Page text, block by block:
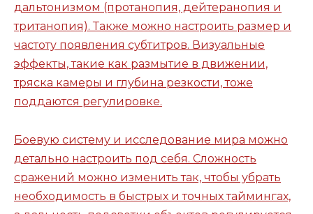
дальтонизмом (протанопия, дейтеранопия и
тританопия). Также можно настроить размер и
частоту появления субтитров. Визуальные
эффекты, такие как размытие в движении,
тряска камеры и глубина резкости, тоже
поддаются регулировке.
Боевую систему и исследование мира можно
детально настроить под себя. Сложность
сражений можно изменить так, чтобы убрать
необходимость в быстрых и точных таймингах,